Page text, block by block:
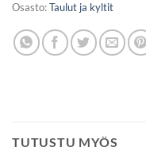
Osasto:Taulut ja kyltit
TUTUSTU MYÖS